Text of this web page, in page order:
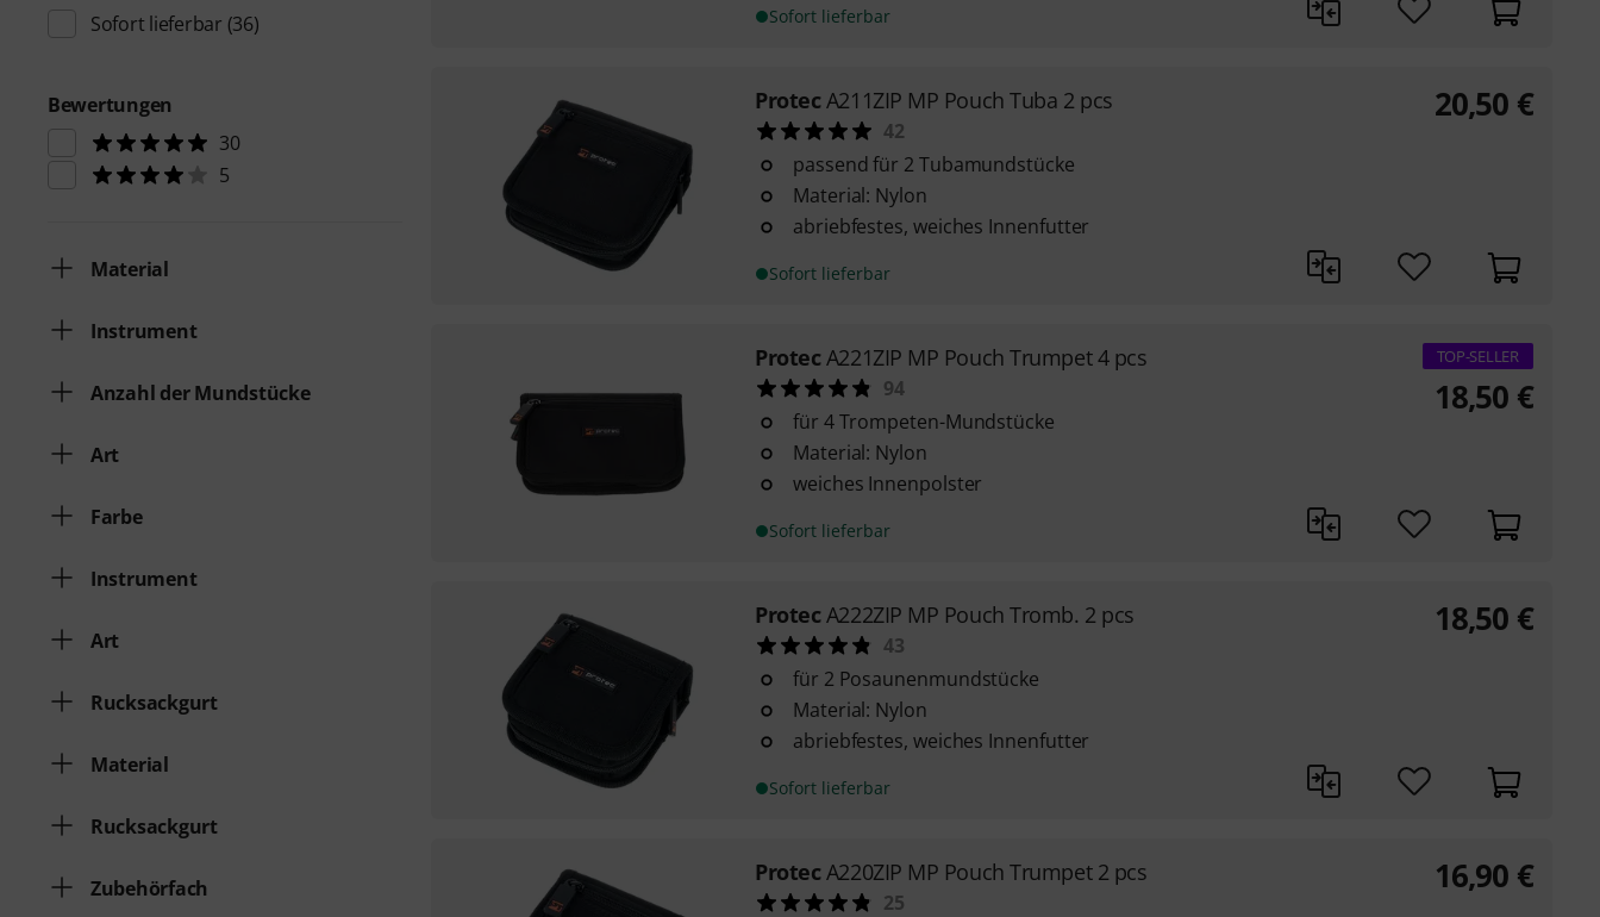
Sofort lieferbar (36)
Bewertungen
30
5
Material
Instrument
Anzahl der Mundstücke
Art
Farbe
Instrument
Art
Rucksackgurt
Material
Rucksackgurt
Zubehörfach
Sofort lieferbar
ProtecA211ZIP MP Pouch Tuba 2 pcs
42
passend für 2 Tubamundstücke
Material: Nylon
abriebfestes, weiches Innenfutter
Sofort lieferbar
20,50 €
ProtecA221ZIP MP Pouch Trumpet 4 pcs
94
für 4 Trompeten-Mundstücke
Material: Nylon
weiches Innenpolster
Sofort lieferbar
TOP-SELLER
18,50 €
ProtecA222ZIP MP Pouch Tromb. 2 pcs
43
für 2 Posaunenmundstücke
Material: Nylon
abriebfestes, weiches Innenfutter
Sofort lieferbar
18,50 €
ProtecA220ZIP MP Pouch Trumpet 2 pcs
25
16,90 €